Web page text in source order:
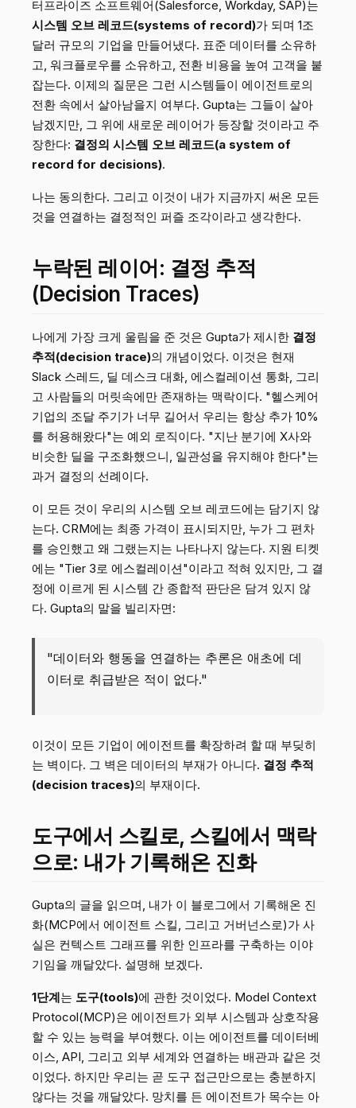
터프라이즈 소프트웨어(Salesforce, Workday, SAP)는
시스템 오브 레코드(systems of record)가 되며 1조
달러 규모의 기업을 만들어냈다. 표준 데이터를 소유하
고, 워크플로우를 소유하고, 전환 비용을 높여 고객을 붙
잡는다. 이제의 질문은 그런 시스템들이 에이전트로의
전환 속에서 살아남을지 여부다. Gupta는 그들이 살아
남겠지만, 그 위에 새로운 레이어가 등장할 것이라고 주
장한다: 결정의 시스템 오브 레코드(a system of
record for decisions).
나는 동의한다. 그리고 이것이 내가 지금까지 써온 모든
것을 연결하는 결정적인 퍼즐 조각이라고 생각한다.
누락된 레이어: 결정 추적
(Decision Traces)
나에게 가장 크게 울림을 준 것은 Gupta가 제시한 결정
추적(decision trace)의 개념이었다. 이것은 현재
Slack 스레드, 딜 데스크 대화, 에스컬레이션 통화, 그리
고 사람들의 머릿속에만 존재하는 맥락이다. "헬스케어
기업의 조달 주기가 너무 길어서 우리는 항상 추가 10%
를 허용해왔다"는 예외 로직이다. "지난 분기에 X사와
비슷한 딜을 구조화했으니, 일관성을 유지해야 한다"는
과거 결정의 선례이다.
이 모든 것이 우리의 시스템 오브 레코드에는 담기지 않
는다. CRM에는 최종 가격이 표시되지만, 누가 그 편차
를 승인했고 왜 그랬는지는 나타나지 않는다. 지원 티켓
에는 "Tier 3로 에스컬레이션"이라고 적혀 있지만, 그 결
정에 이르게 된 시스템 간 종합적 판단은 담겨 있지 않
다. Gupta의 말을 빌리자면:
"데이터와 행동을 연결하는 추론은 애초에 데
이터로 취급받은 적이 없다."
이것이 모든 기업이 에이전트를 확장하려 할 때 부딪히
는 벽이다. 그 벽은 데이터의 부재가 아니다. 결정 추적
(decision traces)의 부재이다.
도구에서 스킬로, 스킬에서 맥락
으로: 내가 기록해온 진화
Gupta의 글을 읽으며, 내가 이 블로그에서 기록해온 진
화(MCP에서 에이전트 스킬, 그리고 거버넌스로)가 사
실은 컨텍스트 그래프를 위한 인프라를 구축하는 이야
기임을 깨달았다. 설명해 보겠다.
1단계는 도구(tools)에 관한 것이었다. Model Context
Protocol(MCP)은 에이전트가 외부 시스템과 상호작용
할 수 있는 능력을 부여했다. 이는 에이전트를 데이터베
이스, API, 그리고 외부 세계와 연결하는 배관과 같은 것
이었다. 하지만 우리는 곧 도구 접근만으로는 충분하지
않다는 것을 깨달았다. 망치를 든 에이전트가 목수는 아